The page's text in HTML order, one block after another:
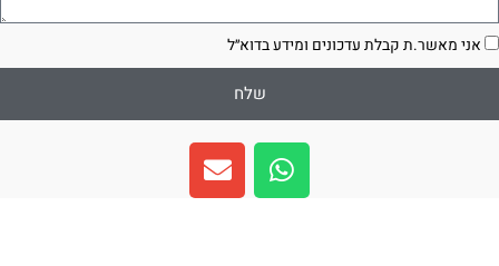
אני מאשר.ת קבלת עדכונים ומידע בדוא״ל
שלח
W
h
a
E
n
v